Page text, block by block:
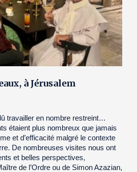
à Jérusalem
travailler en nombre restreint…
étaient plus nombreux que jamais
et d’efficacité malgré le contexte
De nombreuses visites nous ont
et belles perspectives,
de l’Ordre ou de Simon Azazian,